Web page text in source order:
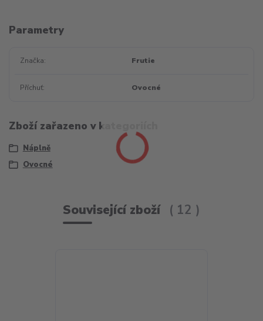
Parametry
Značka Frutie
Příchuť Ovocné
Zboží zařazeno v kategoriích
Náplně
Ovocné
Související zboží 12